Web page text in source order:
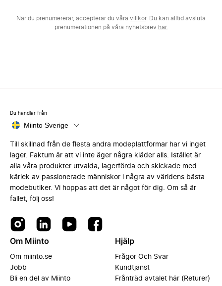
När du prenumererar, accepterar du våra villkor. Du kan alltid avsluta
prenumerationen på våra nyhetsbrev här.
Du handlar från
Miinto Sverige
Till skillnad från de flesta andra modeplattformar har vi inget
lager. Faktum är att vi inte äger några kläder alls. Istället är
alla våra produkter utvalda, lagerförda och skickade med
kärlek av passionerade människor i några av världens bästa
modebutiker. Vi hoppas att det är något för dig. Om så är
fallet, följ oss!
Om Miinto
Om miinto.se
Jobb
Bli en del av Miinto
Hjälp
Frågor Och Svar
Kundtjänst
Frånträd avtalet här (Returer)